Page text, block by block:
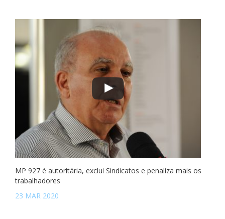
MP 927 é autoritária, exclui Sindicatos e penaliza mais os
trabalhadores
23 MAR 2020